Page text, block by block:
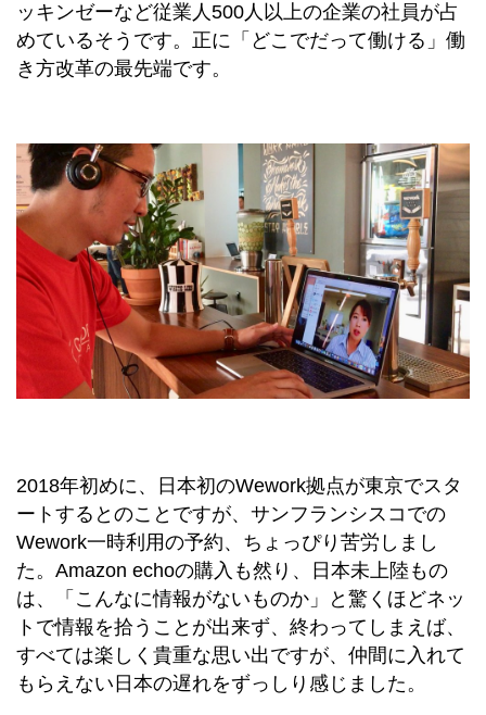
ッキンゼーなど従業人500人以上の企業の社員が占
めているそうです。正に「どこでだって働ける」働
き方改革の最先端です。
2018年初めに、日本初のWework拠点が東京でスタ
ートするとのことですが、サンフランシスコでの
Wework一時利用の予約、ちょっぴり苦労しまし
た。Amazon echoの購入も然り、日本未上陸もの
は、「こんなに情報がないものか」と驚くほどネッ
トで情報を拾うことが出来ず、終わってしまえば、
すべては楽しく貴重な思い出ですが、仲間に入れて
もらえない日本の遅れをずっしり感じました。